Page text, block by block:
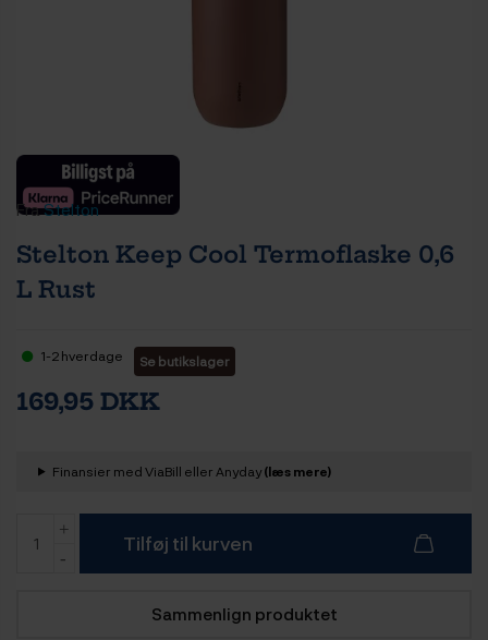
FraStelton
Stelton Keep Cool Termoflaske 0,6
L Rust
1-2 hverdage Se butikslager
169,95 DKK
Finansier med ViaBill eller Anyday(læs mere)
Tilføj til kurven
Sammenlign produktet